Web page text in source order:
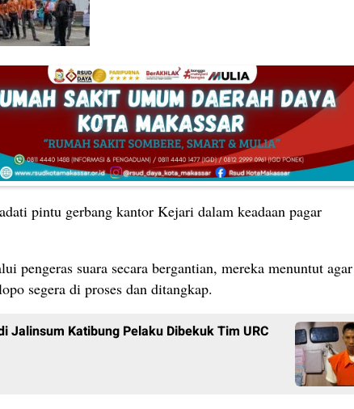
pintu gerbang kantor Kejari dalam keadaan pagar
pengeras suara secara bergantian, mereka menuntut agar
segera di proses dan ditangkap.
Jalinsum Katibung Pelaku Dibekuk Tim URC